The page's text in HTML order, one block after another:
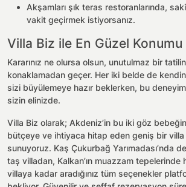
Akşamları şık teras restoranlarında,
vakit geçirmek istiyorsanız.
Villa Biz ile En Güzel Konumu
Kararınız ne olursa olsun, unutulmaz bir
konaklamadan geçer. Her iki belde de
sizi büyülemeye hazır beklerken, bu
sizin elinizde.
Villa Biz olarak; Akdeniz’in bu iki göz
bütçeye ve ihtiyaca hitap eden geniş bir
sunuyoruz. Kaş Çukurbağ Yarımadası’nda
taş villadan, Kalkan’ın muazzam tepelerinde
villaya kadar aradığınız tüm seçenekler